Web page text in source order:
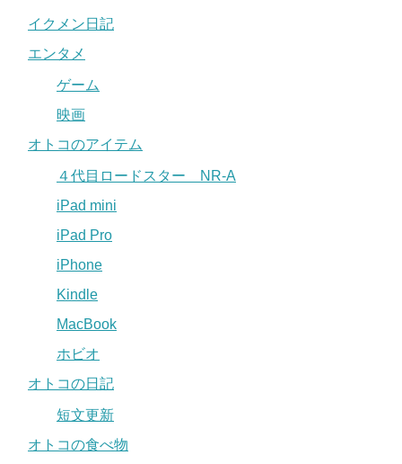
イクメン日記
エンタメ
ゲーム
映画
オトコのアイテム
４代目ロードスター NR-A
iPad mini
iPad Pro
iPhone
Kindle
MacBook
ホビオ
オトコの日記
短文更新
オトコの食べ物